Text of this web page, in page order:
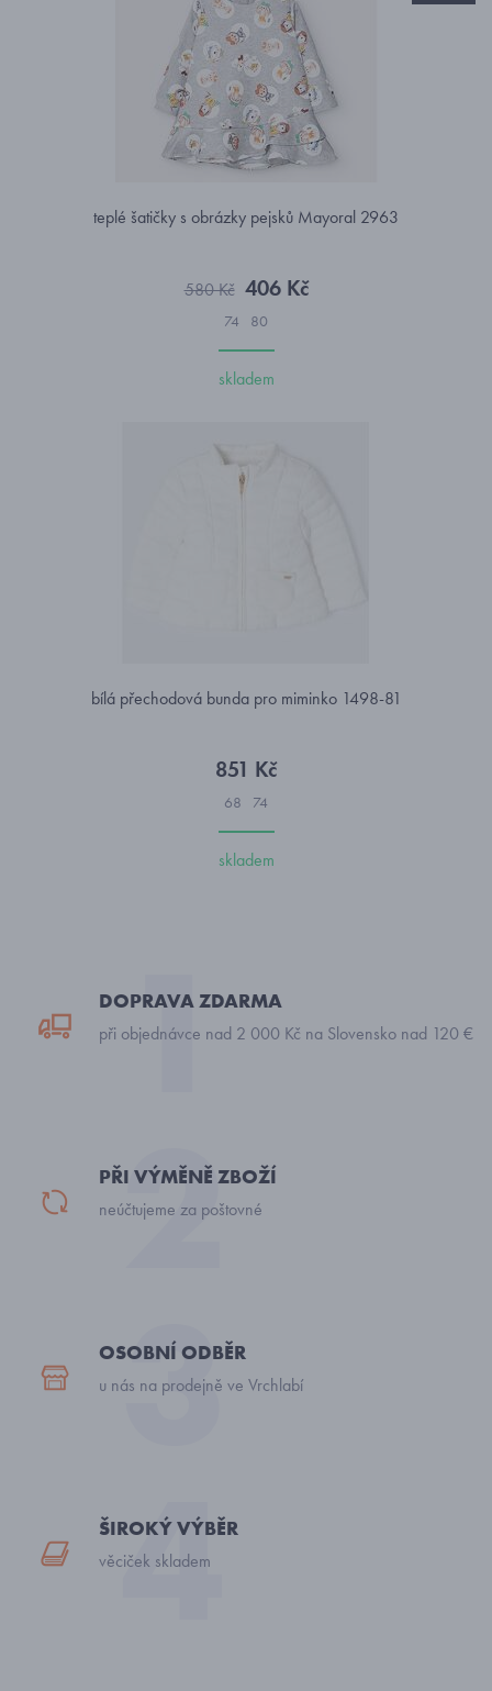
teplé šatičky s obrázky pejsků Mayoral 2963
580 Kč 406 Kč
74 80
skladem
bílá přechodová bunda pro miminko 1498-81
851 Kč
68 74
skladem
DOPRAVA ZDARMA
při objednávce nad 2 000 Kč na Slovensko nad 120 €
PŘI VÝMĚNĚ ZBOŽÍ
neúčtujeme za poštovné
OSOBNÍ ODBĚR
u nás na prodejně ve Vrchlabí
ŠIROKÝ VÝBĚR
věciček skladem